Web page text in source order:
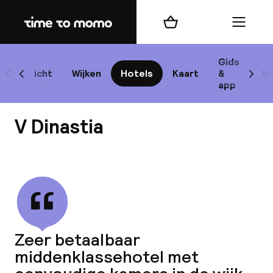
Home
Overzicht Wijken Hotels Kaart
Gids
&
app
Scroll naar links
Winkelmand Menu
V Dinastia
Zeer betaalbaar
middenklassehotel met